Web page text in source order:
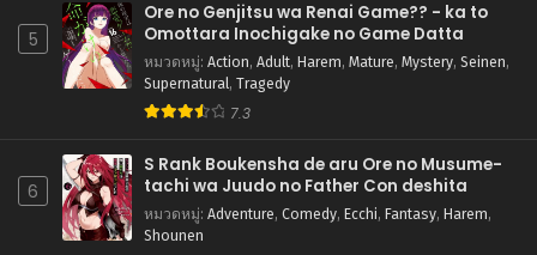
5
Ore no Genjitsu wa Renai Game?? - ka to
Omottara Inochigake no Game Datta
หมวดหมู่: Action, Adult, Harem, Mature, Mystery, Seinen,
Supernatural, Tragedy
7.3
6
S Rank Boukensha de aru Ore no Musume-
tachi wa Juudo no Father Con deshita
หมวดหมู่: Adventure, Comedy, Ecchi, Fantasy, Harem,
Shounen